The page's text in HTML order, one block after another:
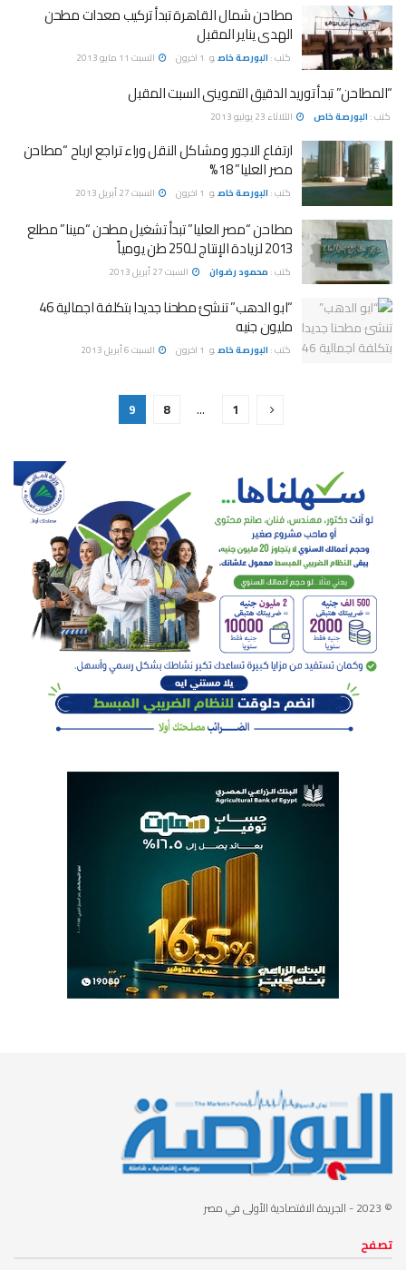
مطاحن شمال القاهرة تبدأ تركيب معدات مطحن
الهدى يناير المقبل
كتب : البورصة خاصو 1 اخرون السبت 11 مايو 2013
“المطاحن” تبدأ توريد الدقيق التموينى السبت المقبل
كتب : البورصة خاص الثلاثاء 23 يوليو 2013
ارتفاع الاجور ومشاكل النقل وراء تراجع ارباح “مطاحن
مصر العليا” 18%
كتب : البورصة خاصو 1 اخرون السبت 27 أبريل 2013
مطاحن “مصر العليا” تبدأ تشغيل مطحن “مينا” مطلع
2013 لزيادة الإنتاج لـ250 طن يومياً
كتب : محمود رضوان السبت 27 أبريل 2013
“ابو الدهب” تنشئ مطحنا جديدا بتكلفة اجمالية 46
مليون جنيه
كتب : البورصة خاصو 1 اخرون السبت 6 أبريل 2013
1
…
8
9
© 2023 - الجريدة الاقتصادية الأولى في مصر
تصفح